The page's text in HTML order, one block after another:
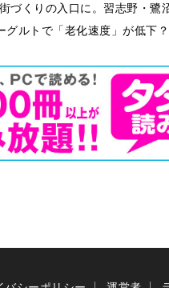
づくりの入口に。習志野・
グルトで「老化速度」が低